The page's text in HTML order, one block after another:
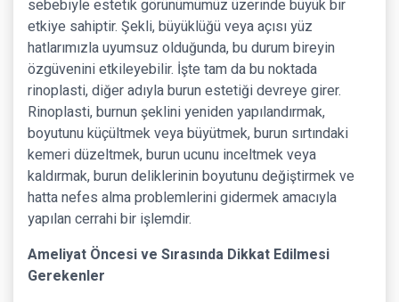
sebebiyle estetik görünümümüz üzerinde büyük bir
etkiye sahiptir. Şekli, büyüklüğü veya açısı yüz
hatlarımızla uyumsuz olduğunda, bu durum bireyin
özgüvenini etkileyebilir. İşte tam da bu noktada
rinoplasti, diğer adıyla burun estetiği devreye girer.
Rinoplasti, burnun şeklini yeniden yapılandırmak,
boyutunu küçültmek veya büyütmek, burun sırtındaki
kemeri düzeltmek, burun ucunu inceltmek veya
kaldırmak, burun deliklerinin boyutunu değiştirmek ve
hatta nefes alma problemlerini gidermek amacıyla
yapılan cerrahi bir işlemdir.
Ameliyat Öncesi ve Sırasında Dikkat Edilmesi
Gerekenler